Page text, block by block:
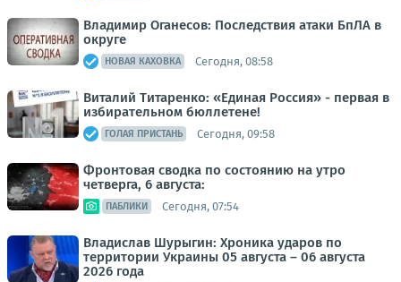
Владимир Оганесов: Последствия атаки БпЛА в
округе
НОВАЯ КАХОВКА Сегодня, 08:58
Виталий Титаренко: «Единая Россия» - первая в
избирательном бюллетене!
ГОЛАЯ ПРИСТАНЬ Сегодня, 09:58
Фронтовая сводка по состоянию на утро
четверга, 6 августа:
ПАБЛИКИ Сегодня, 07:54
Владислав Шурыгин: Хроника ударов по
территории Украины 05 августа – 06 августа
2026 года